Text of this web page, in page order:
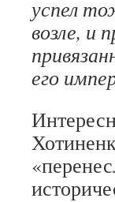
успел
возле, и
его